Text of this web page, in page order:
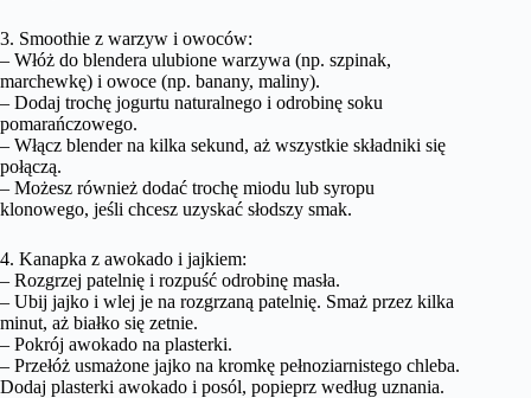
3. Smoothie z warzyw i owoców:
– Włóż do blendera ulubione warzywa (np. szpinak,
marchewkę) i owoce (np. banany, maliny).
– Dodaj trochę jogurtu naturalnego i odrobinę soku
pomarańczowego.
– Włącz blender na kilka sekund, aż wszystkie składniki się
połączą.
– Możesz również dodać trochę miodu lub syropu
klonowego, jeśli chcesz uzyskać słodszy smak.
4. Kanapka z awokado i jajkiem:
– Rozgrzej patelnię i rozpuść odrobinę masła.
– Ubij jajko i wlej je na rozgrzaną patelnię. Smaż przez kilka
minut, aż białko się zetnie.
– Pokrój awokado na plasterki.
– Przełóż usmażone jajko na kromkę pełnoziarnistego chleba.
Dodaj plasterki awokado i posól, popieprz według uznania.